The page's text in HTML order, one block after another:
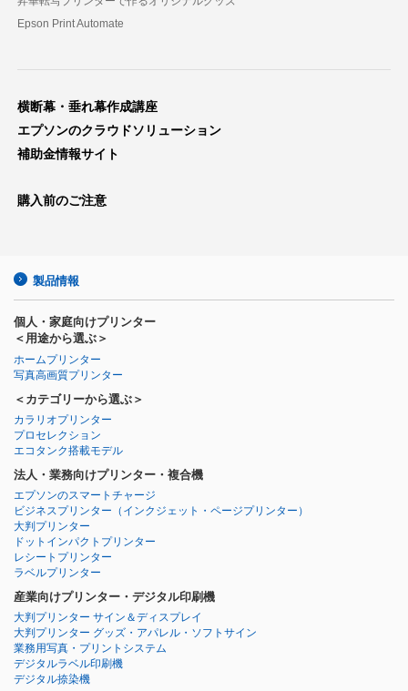
Epson Print Automate
横断幕・垂れ幕作成講座
エプソンのクラウドソリューション
補助金情報サイト
購入前のご注意
製品情報
個人・家庭向けプリンター
＜用途から選ぶ＞
ホームプリンター
写真高画質プリンター
＜カテゴリーから選ぶ＞
カラリオプリンター
プロセレクション
エコタンク搭載モデル
法人・業務向けプリンター・複合機
エプソンのスマートチャージ
ビジネスプリンター （インクジェット・ページプリンター）
大判プリンター
ドットインパクトプリンター
レシートプリンター
ラベルプリンター
産業向けプリンター・デジタル印刷機
大判プリンター サイン＆ディスプレイ
大判プリンター グッズ・アパレル・ソフトサイン
業務用写真・プリントシステム
デジタルラベル印刷機
デジタル捺染機